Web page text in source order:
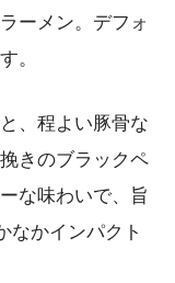
ーメン。デフォ
。
、程よい豚骨な
きのブラックペ
な味わいで、旨
なかインパクト